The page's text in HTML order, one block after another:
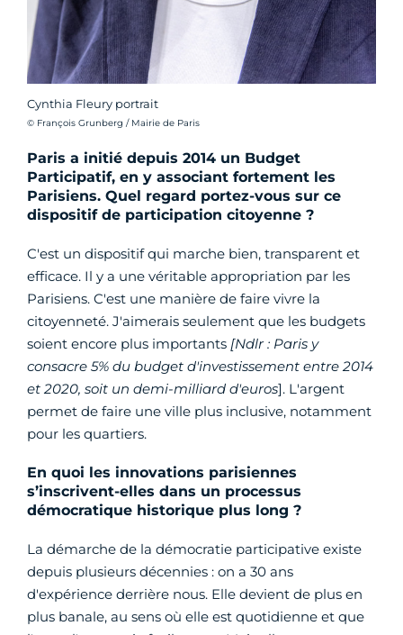
Cynthia Fleury portrait
Crédit photo :
© François Grunberg / Mairie de Paris
Paris a initié depuis 2014 un Budget
Participatif, en y associant fortement les
Parisiens. Quel regard portez-vous sur ce
dispositif de participation citoyenne ?
C'est un dispositif qui marche bien, transparent et
efficace. Il y a une véritable appropriation par les
Parisiens. C'est une manière de faire vivre la
citoyenneté. J'aimerais seulement que les budgets
soient encore plus importants [Ndlr : Paris y
consacre 5% du budget d'investissement entre 2014
et 2020, soit un demi-milliard d'euros]. L'argent
permet de faire une ville plus inclusive, notamment
pour les quartiers.
En quoi les innovations parisiennes
s’inscrivent-elles dans un processus
démocratique historique plus long ?
La démarche de la démocratie participative existe
depuis plusieurs décennies : on a 30 ans
d'expérience derrière nous. Elle devient de plus en
plus banale, au sens où elle est quotidienne et que